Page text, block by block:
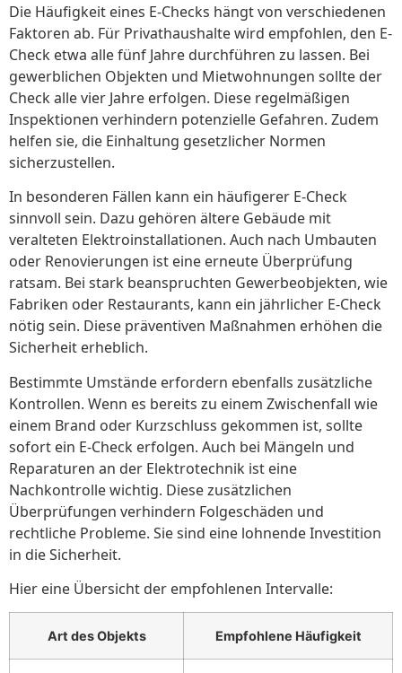
Die Häufigkeit eines E-Checks hängt von verschiedenen
Faktoren ab. Für Privathaushalte wird empfohlen, den E-
Check etwa alle fünf Jahre durchführen zu lassen. Bei
gewerblichen Objekten und Mietwohnungen sollte der
Check alle vier Jahre erfolgen. Diese regelmäßigen
Inspektionen verhindern potenzielle Gefahren. Zudem
helfen sie, die Einhaltung gesetzlicher Normen
sicherzustellen.
In besonderen Fällen kann ein häufigerer E-Check
sinnvoll sein. Dazu gehören ältere Gebäude mit
veralteten Elektroinstallationen. Auch nach Umbauten
oder Renovierungen ist eine erneute Überprüfung
ratsam. Bei stark beanspruchten Gewerbeobjekten, wie
Fabriken oder Restaurants, kann ein jährlicher E-Check
nötig sein. Diese präventiven Maßnahmen erhöhen die
Sicherheit erheblich.
Bestimmte Umstände erfordern ebenfalls zusätzliche
Kontrollen. Wenn es bereits zu einem Zwischenfall wie
einem Brand oder Kurzschluss gekommen ist, sollte
sofort ein E-Check erfolgen. Auch bei Mängeln und
Reparaturen an der Elektrotechnik ist eine
Nachkontrolle wichtig. Diese zusätzlichen
Überprüfungen verhindern Folgeschäden und
rechtliche Probleme. Sie sind eine lohnende Investition
in die Sicherheit.
Hier eine Übersicht der empfohlenen Intervalle:
Art des Objekts Empfohlene Häufigkeit